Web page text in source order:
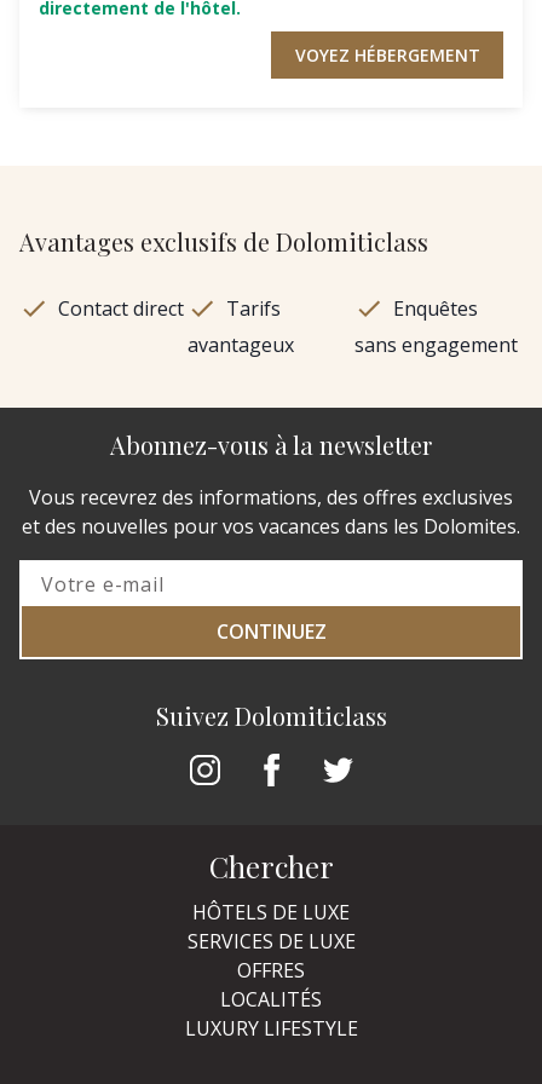
directement de l'hôtel.
VOYEZ HÉBERGEMENT
Avantages exclusifs de Dolomiticlass
Contact direct
Tarifs
avantageux
Enquêtes
sans engagement
Suivez Dolomiticlass
Abonnez-vous à la newsletter
Vous recevrez des informations, des offres exclusives
et des nouvelles pour vos vacances dans les Dolomites.
CONTINUEZ
Chercher
HÔTELS DE LUXE
SERVICES DE LUXE
OFFRES
LOCALITÉS
LUXURY LIFESTYLE